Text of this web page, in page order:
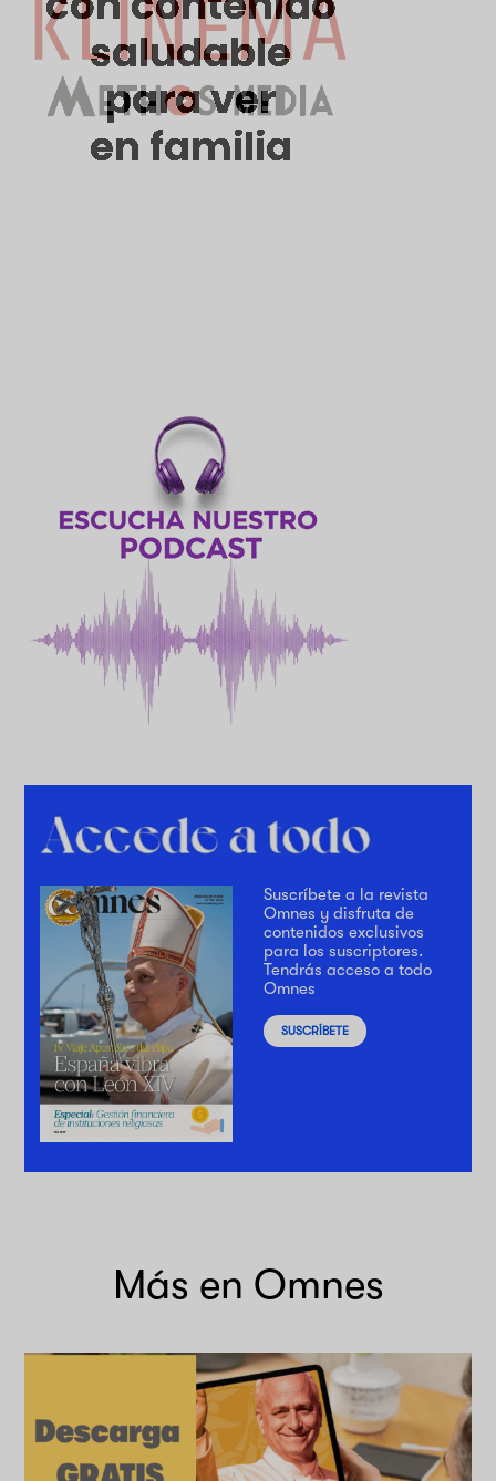
Suscríbete a la revista
Omnes y disfruta de
contenidos exclusivos
para los suscriptores.
Tendrás acceso a todo
Omnes
SUSCRÍBETE
Más en Omnes